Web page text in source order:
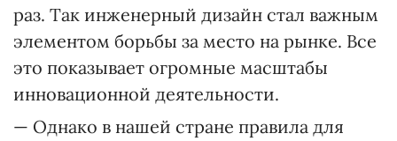
раз. Так инженерный дизайн стал важным
элементом борьбы за место на рынке. Все
это показывает огромные масштабы
инновационной деятельности.
— Однако в нашей стране правила для